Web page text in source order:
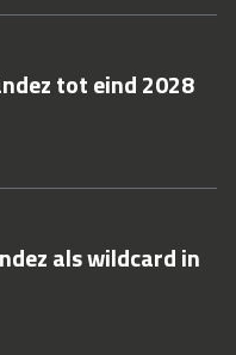
tot eind 2028
als wildcard in